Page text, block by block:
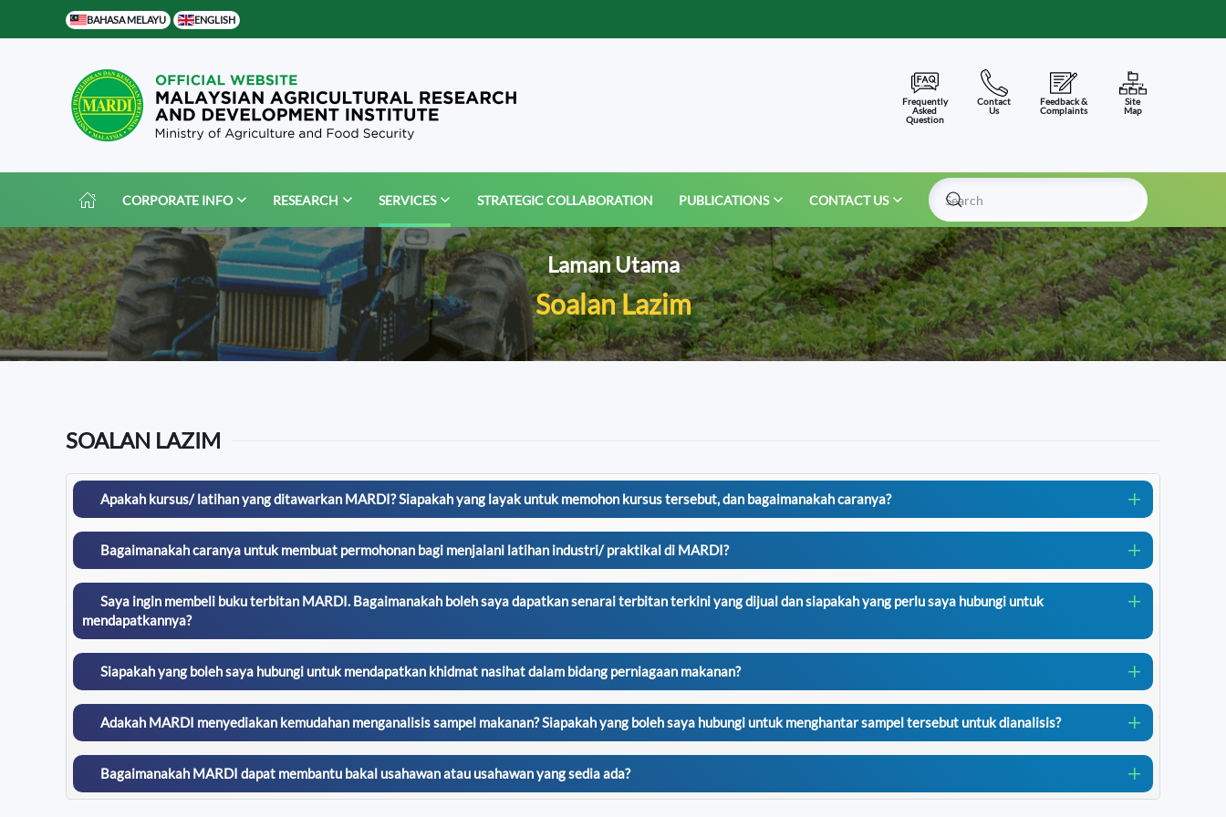
BAHASA MELAYU ENGLISH
Frequently
Asked
Question
Contact
Us
Feedback &
Complaints
Site
Map
CORPORATE INFO RESEARCH SERVICES STRATEGIC COLLABORATION PUBLICATIONS
CONTACT US
Type 2 or more characters for results.
Laman Utama
Soalan Lazim
SOALAN LAZIM
Apakah kursus/ latihan yang ditawarkan MARDI? Siapakah yang layak untuk memohon kursus tersebut, dan bagaimanakah caranya?
Bagaimanakah caranya untuk membuat permohonan bagi menjalani latihan industri/ praktikal di MARDI?
Saya ingin membeli buku terbitan MARDI. Bagaimanakah boleh saya dapatkan senarai terbitan terkini yang dijual dan siapakah yang perlu saya hubungi untuk
mendapatkannya?
Siapakah yang boleh saya hubungi untuk mendapatkan khidmat nasihat dalam bidang perniagaan makanan?
Adakah MARDI menyediakan kemudahan menganalisis sampel makanan? Siapakah yang boleh saya hubungi untuk menghantar sampel tersebut untuk dianalisis?
Bagaimanakah MARDI dapat membantu bakal usahawan atau usahawan yang sedia ada?